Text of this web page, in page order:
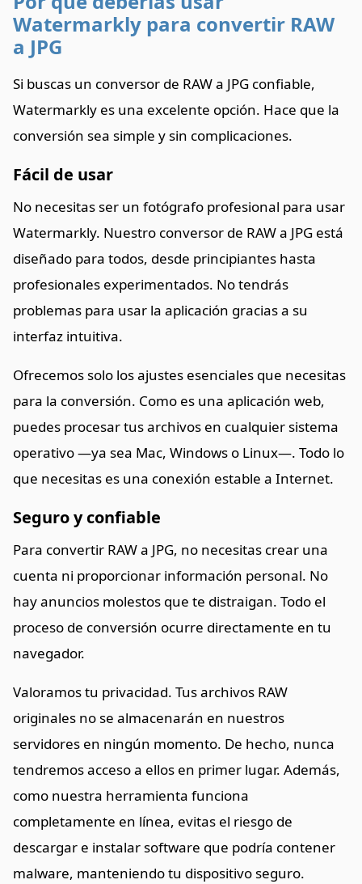
Watermarkly para convertir RAW
a JPG
Si buscas un conversor de RAW a JPG confiable,
Watermarkly es una excelente opción. Hace que la
conversión sea simple y sin complicaciones.
Fácil de usar
No necesitas ser un fotógrafo profesional para usar
Watermarkly. Nuestro conversor de RAW a JPG está
diseñado para todos, desde principiantes hasta
profesionales experimentados. No tendrás
problemas para usar la aplicación gracias a su
interfaz intuitiva.
Ofrecemos solo los ajustes esenciales que necesitas
para la conversión. Como es una aplicación web,
puedes procesar tus archivos en cualquier sistema
operativo —ya sea Mac, Windows o Linux—. Todo lo
que necesitas es una conexión estable a Internet.
Seguro y confiable
Para convertir RAW a JPG, no necesitas crear una
cuenta ni proporcionar información personal. No
hay anuncios molestos que te distraigan. Todo el
proceso de conversión ocurre directamente en tu
navegador.
Valoramos tu privacidad. Tus archivos RAW
originales no se almacenarán en nuestros
servidores en ningún momento. De hecho, nunca
tendremos acceso a ellos en primer lugar. Además,
como nuestra herramienta funciona
completamente en línea, evitas el riesgo de
descargar e instalar software que podría contener
malware, manteniendo tu dispositivo seguro.